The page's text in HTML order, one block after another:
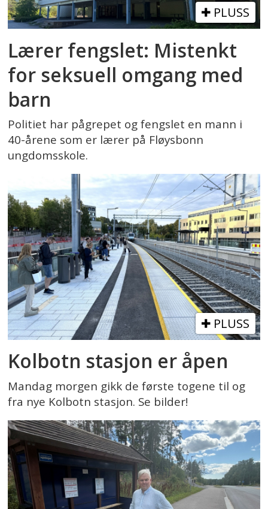
PLUSS
Lærer fengslet: Mistenkt
for seksuell omgang med
barn
Politiet har pågrepet og fengslet en mann i
40-årene som er lærer på Fløysbonn
ungdomsskole.
PLUSS
Kolbotn stasjon er åpen
Mandag morgen gikk de første togene til og
fra nye Kolbotn stasjon. Se bilder!